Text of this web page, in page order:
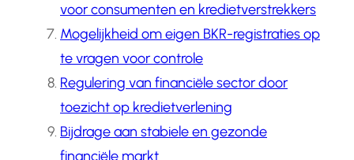
voor consumenten en kredietverstrekkers
Mogelijkheid om eigen BKR-registraties op
te vragen voor controle
Regulering van financiële sector door
toezicht op kredietverlening
Bijdrage aan stabiele en gezonde
financiële markt